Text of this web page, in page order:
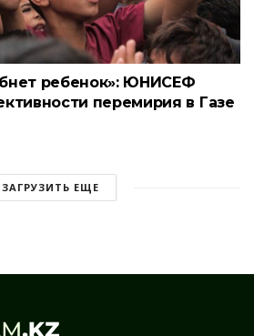
ребенок»: ЮНИСЕФ
перемирия в Газе
ЗАГРУЗИТЬ ЕЩЕ